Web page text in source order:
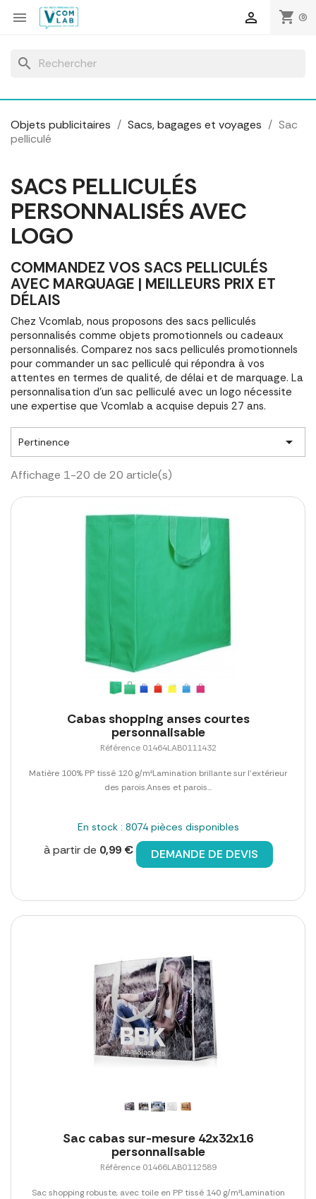
 shopping_cart (0)

search
Objets publicitaires Sacs, bagages et voyages
Sac
pelliculé
SACS PELLICULÉS
PERSONNALISÉS AVEC
LOGO
COMMANDEZ VOS SACS PELLICULÉS
AVEC MARQUAGE | MEILLEURS PRIX ET
DÉLAIS
Chez Vcomlab, nous proposons des sacs pelliculés
personnalisés comme objets promotionnels ou cadeaux
personnalisés. Comparez nos sacs pelliculés promotionnels
pour commander un sac pelliculé qui répondra à vos
attentes en termes de qualité, de délai et de marquage. La
personnalisation d'un sac pelliculé avec un logo nécessite
une expertise que Vcomlab a acquise depuis 27 ans.
Pertinence 
Affichage 1-20 de 20 article(s)
Cabas shopping anses courtes
personnalisable
Référence 01464LAB0111432
Matière 100% PP tissé 120 g/m²Lamination brillante sur l'extérieur
des parois.Anses et parois...
En stock : 8074 pièces disponibles
à partir de 0,99 € DEMANDE DE DEVIS
Sac cabas sur-mesure 42x32x16
personnalisable
Référence 01466LAB0112589
Sac shopping robuste, avec toile en PP tissé 140 g/m²Lamination
Panneau de gestion des cookies